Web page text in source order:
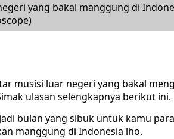
yang bakal manggung di
musisi luar negeri yang bakal
ulasan selengkapnya berikut ini.
bulan yang sibuk untuk kamu
manggung di Indonesia lho.